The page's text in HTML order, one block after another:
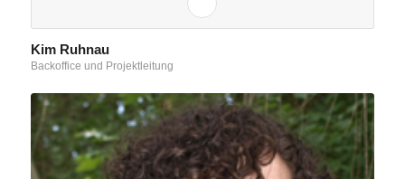
Kim Ruhnau
Backoffice und Projektleitung